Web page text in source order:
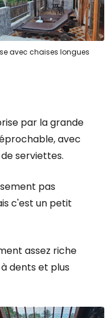
avec chaises longues
par la grande
avec
serviettes.
pas
c'est un petit
assez riche
dents et plus